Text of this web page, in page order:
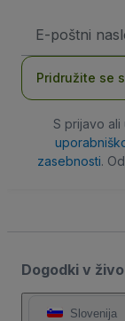
naslov
Pridružite se
S prijavo ali
zasebnosti.
Dogodki v
Slovenija